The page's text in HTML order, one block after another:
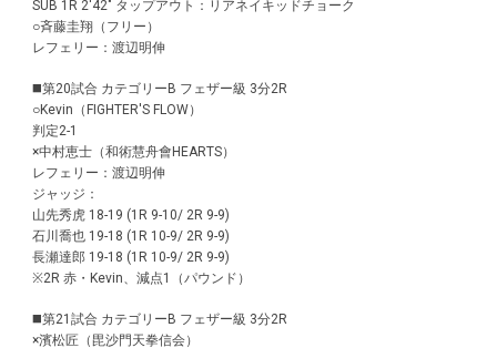
SUB 1R 2'42" タップアウト：リアネイキッドチョーク
○斉藤圭翔（フリー）
レフェリー：渡辺明伸
◼️第20試合 カテゴリーB フェザー級 3分2R
○Kevin（FIGHTER'S FLOW）
判定2-1
×中村恵士（和術慧舟會HEARTS）
レフェリー：渡辺明伸
ジャッジ：
山先秀虎 18-19 (1R 9-10/ 2R 9-9)
石川喬也 19-18 (1R 10-9/ 2R 9-9)
長瀬達郎 19-18 (1R 10-9/ 2R 9-9)
※2R 赤・Kevin、減点1（パウンド）
◼️第21試合 カテゴリーB フェザー級 3分2R
×濱松匠（毘沙門天拳信会）